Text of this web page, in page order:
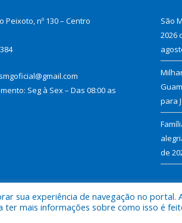
Peixoto, nº 130 – Centro
Seg à Sex – Das 08:00 as
São
2026
para
de
sua experiência de navegação no
mais informações sobre como isso é